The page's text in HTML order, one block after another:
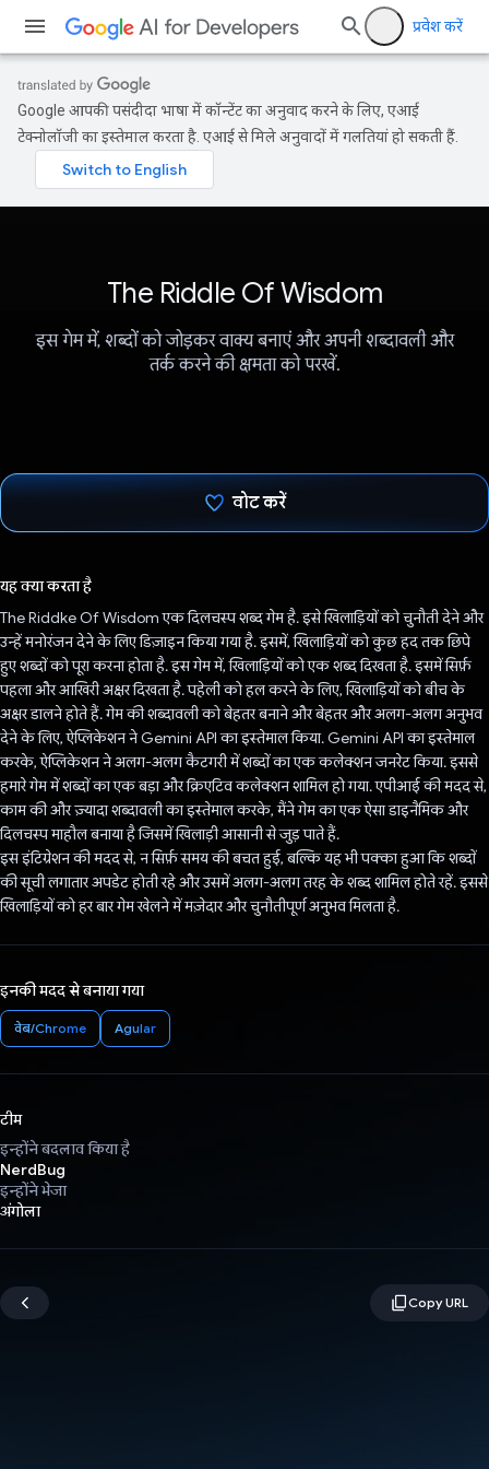
प्रवेश करें
Google आपकी पसंदीदा भाषा में कॉन्टेंट का अनुवाद करने के लिए, एआई
टेक्नोलॉजी का इस्तेमाल करता है. एआई से मिले अनुवादों में गलतियां हो सकती हैं.
The Riddle Of Wisdom
इस गेम में, शब्दों को जोड़कर वाक्य बनाएं और अपनी शब्दावली और
तर्क करने की क्षमता को परखें.
वोट करें
यह क्या करता है
The Riddke Of Wisdom एक दिलचस्प शब्द गेम है. इसे खिलाड़ियों को चुनौती देने और
उन्हें मनोरंजन देने के लिए डिज़ाइन किया गया है. इसमें, खिलाड़ियों को कुछ हद तक छिपे
हुए शब्दों को पूरा करना होता है. इस गेम में, खिलाड़ियों को एक शब्द दिखता है. इसमें सिर्फ़
पहला और आखिरी अक्षर दिखता है. पहेली को हल करने के लिए, खिलाड़ियों को बीच के
अक्षर डालने होते हैं. गेम की शब्दावली को बेहतर बनाने और बेहतर और अलग-अलग अनुभव
देने के लिए, ऐप्लिकेशन ने Gemini API का इस्तेमाल किया. Gemini API का इस्तेमाल
करके, ऐप्लिकेशन ने अलग-अलग कैटगरी में शब्दों का एक कलेक्शन जनरेट किया. इससे
हमारे गेम में शब्दों का एक बड़ा और क्रिएटिव कलेक्शन शामिल हो गया. एपीआई की मदद से,
काम की और ज़्यादा शब्दावली का इस्तेमाल करके, मैंने गेम का एक ऐसा डाइनैमिक और
दिलचस्प माहौल बनाया है जिसमें खिलाड़ी आसानी से जुड़ पाते हैं.
इस इंटिग्रेशन की मदद से, न सिर्फ़ समय की बचत हुई, बल्कि यह भी पक्का हुआ कि शब्दों
की सूची लगातार अपडेट होती रहे और उसमें अलग-अलग तरह के शब्द शामिल होते रहें. इससे
खिलाड़ियों को हर बार गेम खेलने में मज़ेदार और चुनौतीपूर्ण अनुभव मिलता है.
इनकी मदद से बनाया गया
वेब/Chrome Agular
टीम
इन्होंने बदलाव किया है
NerdBug
इन्होंने भेजा
अंगोला